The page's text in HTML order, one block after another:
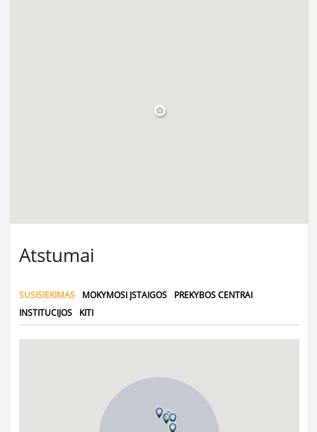
Atstumai
SUSISIEKIMAS MOKYMOSI ĮSTAIGOS
PREKYBOS CENTRAI
INSTITUCIJOS
KITI